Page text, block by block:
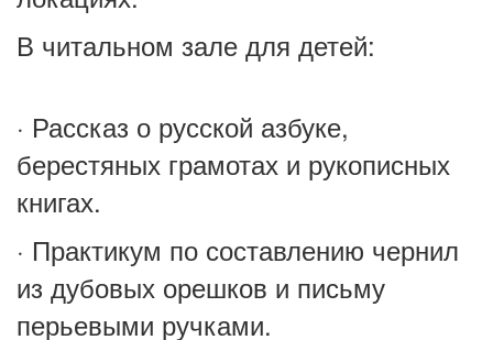
В читальном зале для детей:
· Рассказ о русской азбуке,
берестяных грамотах и рукописных
книгах.
· Практикум по составлению чернил
из дубовых орешков и письму
перьевыми ручками.